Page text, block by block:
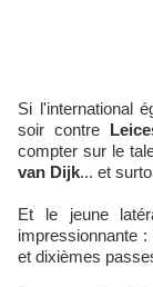
Si l'international
soir contre
compter sur le
van Dijk... et
Et le jeune
impressionnante
et dixièmes